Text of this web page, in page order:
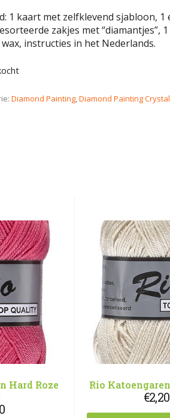
1 kaart met zelfklevend sjabloon, 1
zakjes met “diamantjes”,
instructies in het Nederlands.
Diamond Painting,Diamond Painting
Hard Roze
Rio
€2,20